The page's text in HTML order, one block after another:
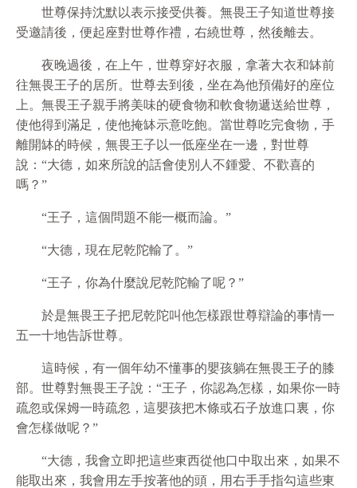
世尊保持沈默以表示接受供養。無畏王子知道世尊接
受邀請後，便起座對世尊作禮，右繞世尊，然後離去。
夜晚過後，在上午，世尊穿好衣服，拿著大衣和缽前
往無畏王子的居所。世尊去到後，坐在為他預備好的座位
上。無畏王子親手將美味的硬食物和軟食物遞送給世尊，
使他得到滿足，使他掩缽示意吃飽。當世尊吃完食物，手
離開缽的時候，無畏王子以一低座坐在一邊，對世尊
說：“大德，如來所說的話會使別人不鍾愛、不歡喜的
嗎？”
“王子，這個問題不能一概而論。”
“大德，現在尼乾陀輸了。”
“王子，你為什麼說尼乾陀輸了呢？”
於是無畏王子把尼乾陀叫他怎樣跟世尊辯論的事情一
五一十地告訴世尊。
這時候，有一個年幼不懂事的嬰孩躺在無畏王子的膝
部。世尊對無畏王子說：“王子，你認為怎樣，如果你一時
疏忽或保姆一時疏忽，這嬰孩把木條或石子放進口裏，你
會怎樣做呢？”
“大德，我會立即把這些東西從他口中取出來，如果不
能取出來，我會用左手按著他的頭，用右手手指勾這些東